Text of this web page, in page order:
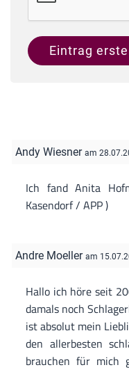
Eintrag
Andy Wiesner am
Ich fand Anita
Kasendorf / APP )
Andre Moeller am
Hallo ich höre seit
damals noch
ist absolut mein
den allerbesten
brauchen für mich